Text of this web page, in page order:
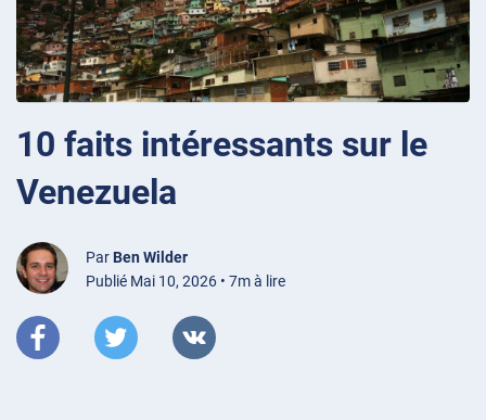
10 faits intéressants sur le
Venezuela
Par Ben Wilder
Publié Mai 10, 2026 • 7m à lire